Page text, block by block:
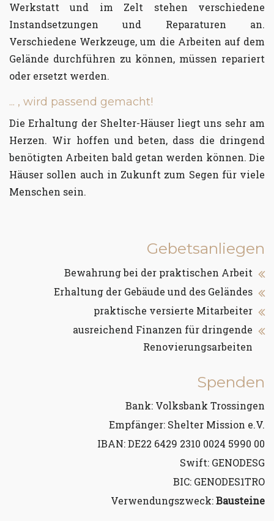
Werkstatt und im Zelt stehen verschiedene
Instandsetzungen und Reparaturen an.
Verschiedene Werkzeuge, um die Arbeiten auf dem
Gelände durchführen zu können, müssen repariert
oder ersetzt werden.
... , wird passend gemacht!
Die Erhaltung der Shelter-Häuser liegt uns sehr am
Herzen. Wir hoffen und beten, dass die dringend
benötigten Arbeiten bald getan werden können. Die
Häuser sollen auch in Zukunft zum Segen für viele
Menschen sein.
Gebetsanliegen
Bewahrung bei der praktischen Arbeit
Erhaltung der Gebäude und des Geländes
praktische versierte Mitarbeiter
ausreichend Finanzen für dringende
Renovierungsarbeiten
Spenden
Bank: Volksbank Trossingen
Empfänger: Shelter Mission e.V.
IBAN: DE22 6429 2310 0024 5990 00
Swift: GENODESG
BIC: GENODES1TRO
Verwendungszweck:Bausteine